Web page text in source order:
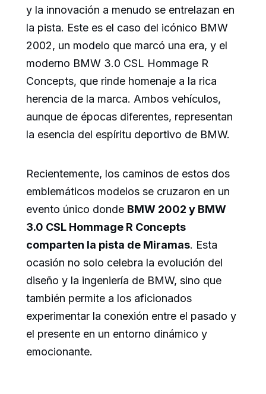
y la innovación a menudo se entrelazan en
la pista. Este es el caso del icónico BMW
2002, un modelo que marcó una era, y el
moderno BMW 3.0 CSL Hommage R
Concepts, que rinde homenaje a la rica
herencia de la marca. Ambos vehículos,
aunque de épocas diferentes, representan
la esencia del espíritu deportivo de BMW.
Recientemente, los caminos de estos dos
emblemáticos modelos se cruzaron en un
evento único donde BMW 2002 y BMW
3.0 CSL Hommage R Concepts
comparten la pista de Miramas. Esta
ocasión no solo celebra la evolución del
diseño y la ingeniería de BMW, sino que
también permite a los aficionados
experimentar la conexión entre el pasado y
el presente en un entorno dinámico y
emocionante.